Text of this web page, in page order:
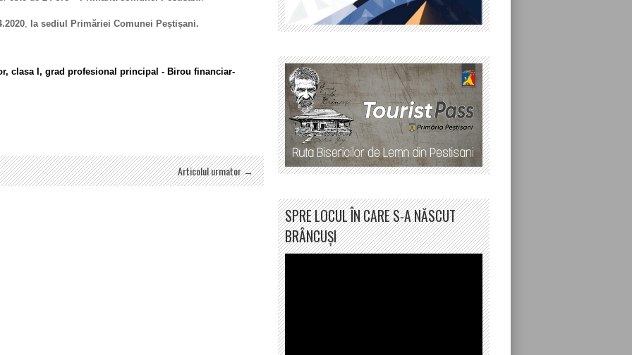
, la sediul Primăriei Comunei Peștișani.
clasa I, grad profesional principal - Birou financiar-
Articolul urmator →
SPRE LOCUL ÎN CARE S-A NĂSCUT
BRÂNCUȘI